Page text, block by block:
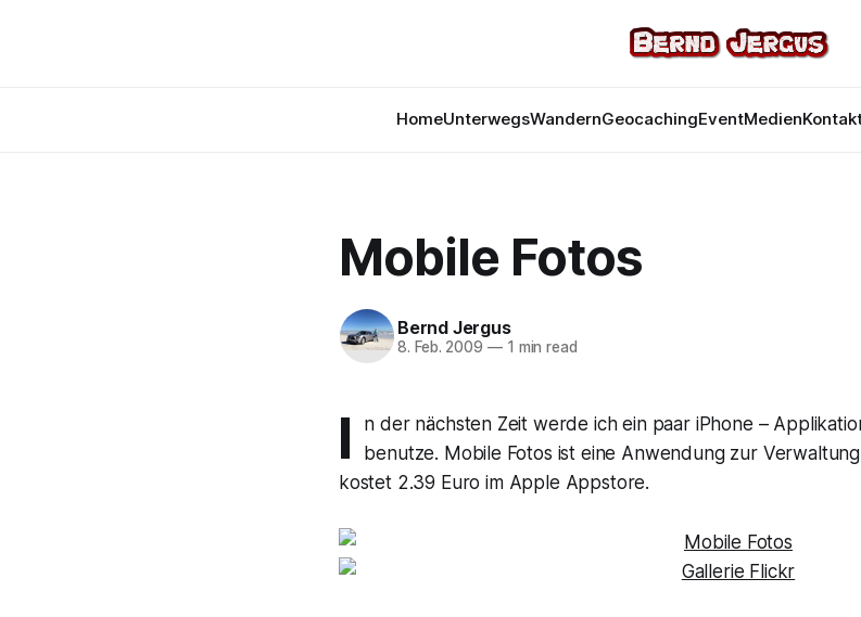
HomeUnterwegsWandernGeocachingEventMedien
Mobile Fotos
Bernd Jergus
8. Feb. 2009 —1 min read
I
n der nächsten Zeit werde ich ein paar iPhone –
benutze. Mobile Fotos ist eine Anwendung zur
kostet 2.39 Euro im Apple Appstore.